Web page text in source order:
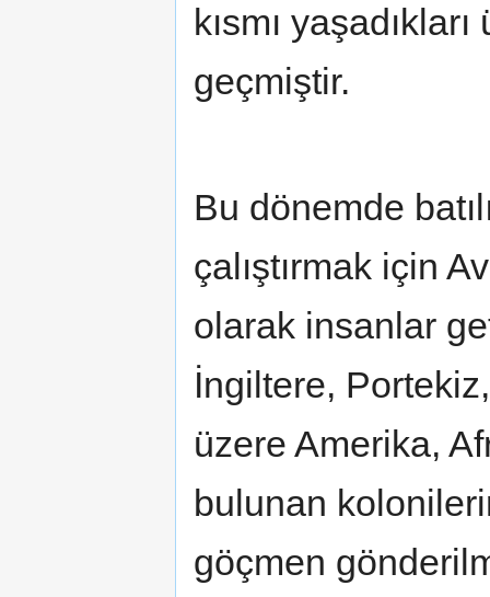
kısmı
geçmiştir.
Bu dönemde
çalıştırmak için
olarak insanlar
İngiltere,
üzere Amerika,
bulunan
göçmen